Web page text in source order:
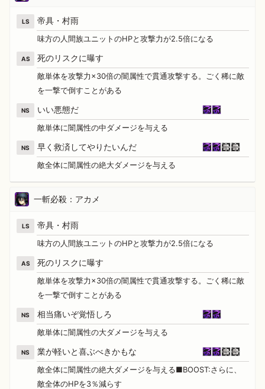
LS 帝具・村雨
味方の人間族ユニットのHPと攻撃力が2.5倍になる
AS 死のリスクに曝す
敵単体を攻撃力×30倍の闇属性で貫通攻撃する。ごく稀に敵
を一撃で倒すことがある
NS いい悪態だ
敵単体に闇属性の中ダメージを与える
NS 早く救済してやりたいんだ
敵全体に闇属性の絶大ダメージを与える
一斬必殺：アカメ
LS 帝具・村雨
味方の人間族ユニットのHPと攻撃力が2.5倍になる
AS 死のリスクに曝す
敵単体を攻撃力×30倍の闇属性で貫通攻撃する。ごく稀に敵
を一撃で倒すことがある
NS 相当痛いぞ覚悟しろ
敵単体に闇属性の大ダメージを与える
NS 業が軽いと喜ぶべきかもな
敵全体に闇属性の絶大ダメージを与える■BOOST:さらに、
敵全体のHPを3％減らす